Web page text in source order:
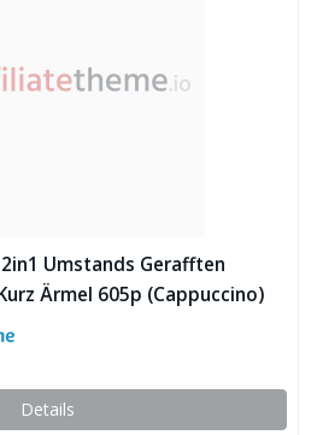
Umstands Gerafften
Ärmel 605p (Cappuccino)
Details